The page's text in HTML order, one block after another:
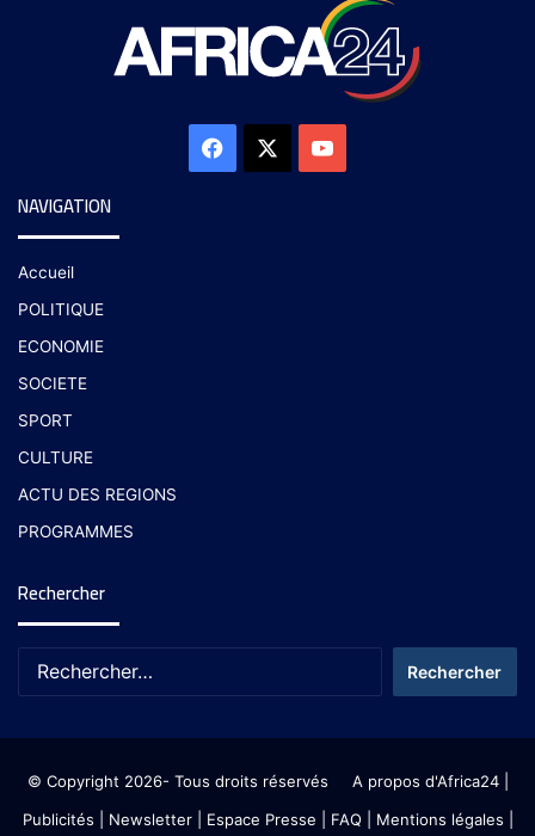
NAVIGATION
Accueil
POLITIQUE
ECONOMIE
SOCIETE
SPORT
CULTURE
ACTU DES REGIONS
PROGRAMMES
Rechercher
© Copyright 2026- Tous droits réservés A propos d'Africa24|
Publicités
Newsletter| Espace Presse | FAQ | Mentions légales